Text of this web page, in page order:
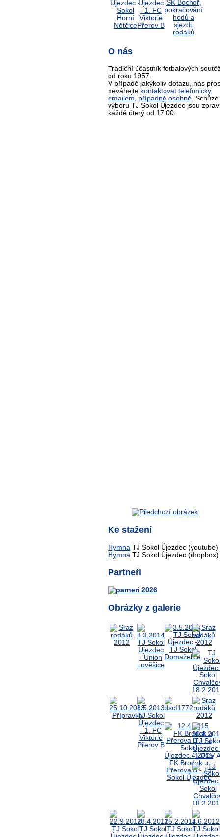
O nás
Tradiční účastník fotbalových
od roku 1957.
V případě jakýkoliv dotazu, nás
neváhejte kontaktovat telefonicky,
emailem, případně osobně. Schůze
výboru TJ Sokol Újezdec jsou
každé úterý od 17:00.
Ke stažení
Hymna TJ Sokol Újezdec (youtube)
Hymna TJ Sokol Újezdec (dropbox)
Partneři
Obrázky z galerie